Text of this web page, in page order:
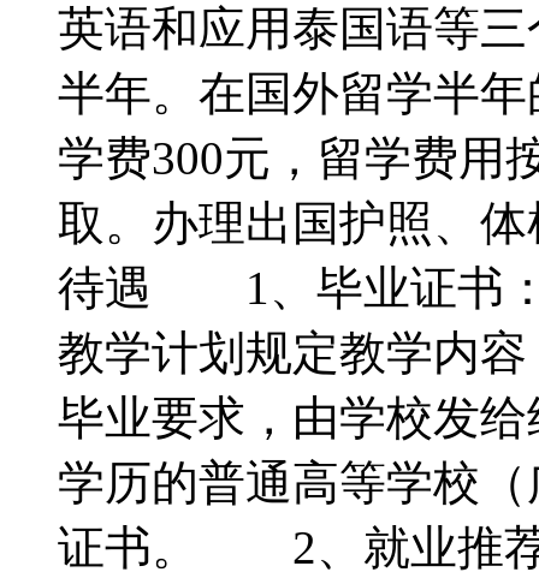
英语和应用泰国语等
半年。在国外留学半
学费300元，留学费用
取。办理出国护照、
待遇 1、毕业证书：
教学计划规定教学内
毕业要求，由学校发
学历的普通高等学校
证书。 2、就业推荐